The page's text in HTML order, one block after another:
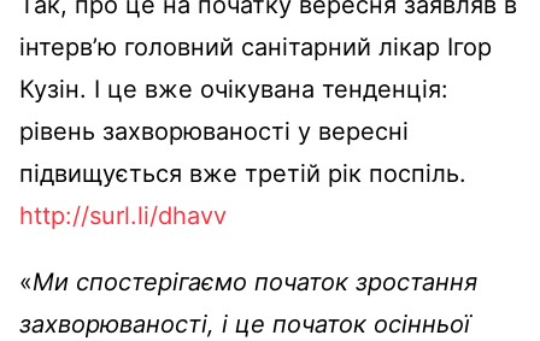
інтерв’ю головний санітарний лікар Ігор
Кузін. І це вже очікувана тенденція:
рівень захворюваності у вересні
підвищується вже третій рік поспіль.
http://surl.li/dhavv
«Ми спостерігаємо початок зростання
захворюваності, і це початок осінньої